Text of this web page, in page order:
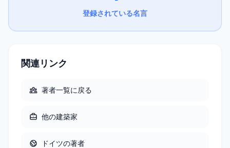
登録されている名言
関連リンク
著者一覧に戻る
他の建築家
ドイツの著者